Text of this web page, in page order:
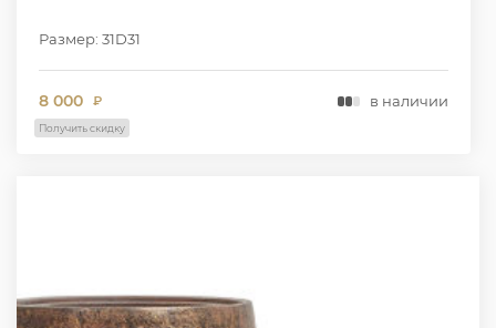
Размер: 31D31
8 000 ₽ в наличии
Получить скидку